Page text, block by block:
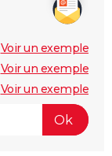
Voir un exemple
Voir un exemple
Voir un exemple